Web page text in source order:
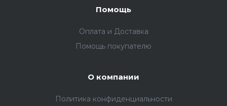
Помощь
Оплата и Доставка
Помощь покупателю
О компании
Политика конфиденциальности